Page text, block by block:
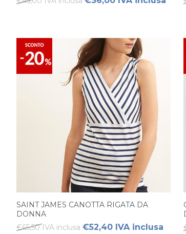
SAINT JAMES CANOTTA RIGATA DA
DONNA
€65,50 IVA inclusa €52,40 IVA inclusa